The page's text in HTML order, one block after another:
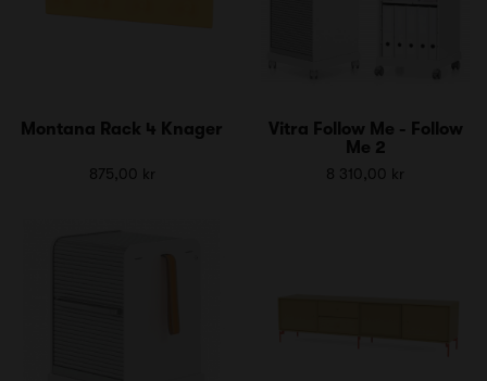
Montana Rack 4 Knager
875,00 kr
Vitra Follow Me - Follow
Me 2
8 310,00 kr